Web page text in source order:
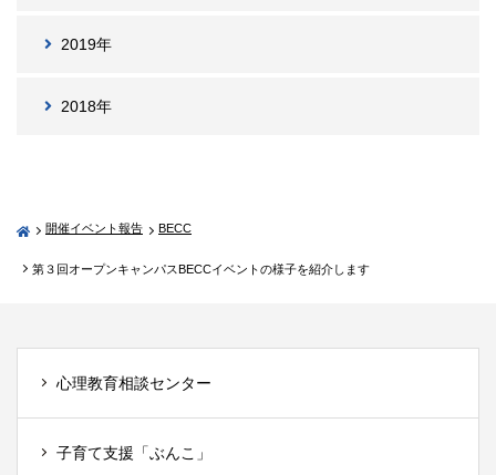
2019年
2018年
開催イベント報告 BECC
第３回オープンキャンパスBECCイベントの様子を紹介します
心理教育相談センター
子育て支援「ぶんこ」